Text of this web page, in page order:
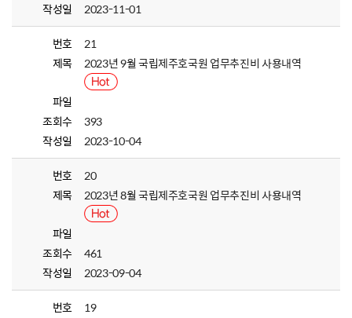
작성일
2023-11-01
번호
21
제목
2023년 9월 국립제주호국원 업무추진비 사용내역
파일
조회수
393
작성일
2023-10-04
번호
20
제목
2023년 8월 국립제주호국원 업무추진비 사용내역
파일
조회수
461
작성일
2023-09-04
번호
19